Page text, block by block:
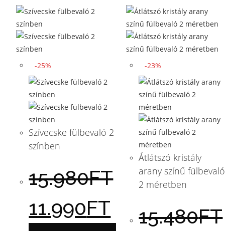
-25%
Szívecske fülbevaló 2
színben
15.980FT
11.990FT
-23%
Átlátszó kristály
arany színű fülbevaló
2 méretben
15.480FT